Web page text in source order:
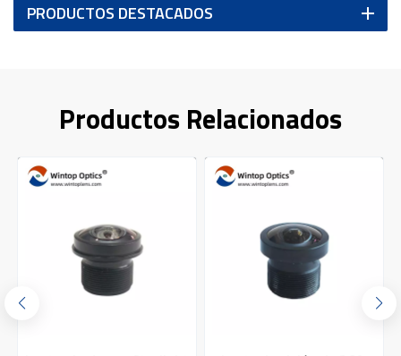
PRODUCTOS DESTACADOS
Productos Relacionados